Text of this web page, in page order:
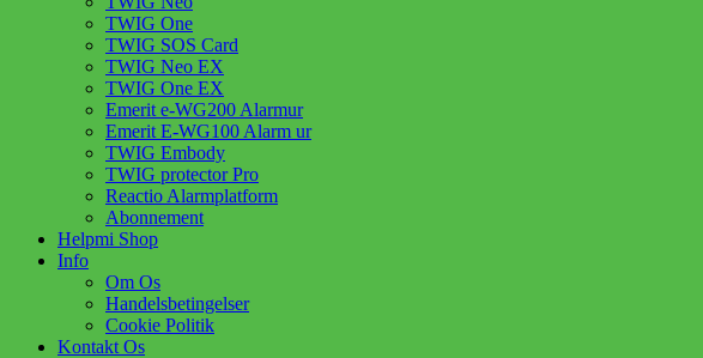
TWIG One
TWIG SOS Card
TWIG Neo EX
TWIG One EX
Emerit e-WG200 Alarmur
Emerit E-WG100 Alarm ur
TWIG Embody
TWIG protector Pro
Reactio Alarmplatform
Abonnement
Helpmi Shop
Info
Om Os
Handelsbetingelser
Cookie Politik
Kontakt Os